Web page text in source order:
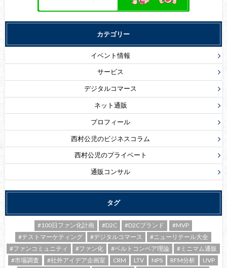
カテゴリー
イベント情報
サービス
デジタルコマース
ネット通販
プロフィール
西村公児のビジネスコラム
西村公児のプライベート
通販コンサル
タグ
#100日ファン化計画 #D2C #D2Cブランド
#MVP
#テストマーケティング
#デジタルコマース
#ニューリテール大全
#ファンコミュニティ
#ファン化 #ベルトコンベア理論
#ミニマム通販
#市場調査
#社外アイデア企画室 CRM LTV NPS RFM分析
UVP